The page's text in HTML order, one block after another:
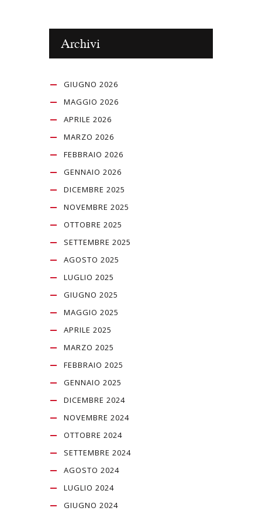
Archivi
GIUGNO 2026
MAGGIO 2026
APRILE 2026
MARZO 2026
FEBBRAIO 2026
GENNAIO 2026
DICEMBRE 2025
NOVEMBRE 2025
OTTOBRE 2025
SETTEMBRE 2025
AGOSTO 2025
LUGLIO 2025
GIUGNO 2025
MAGGIO 2025
APRILE 2025
MARZO 2025
FEBBRAIO 2025
GENNAIO 2025
DICEMBRE 2024
NOVEMBRE 2024
OTTOBRE 2024
SETTEMBRE 2024
AGOSTO 2024
LUGLIO 2024
GIUGNO 2024